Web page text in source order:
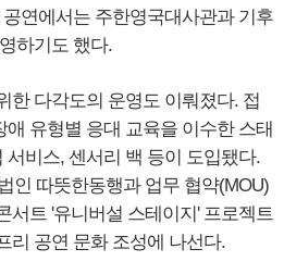
연에서는 주한영국대사관과 기후
하기도 했다.
한 다각도의 운영도 이뤄졌다. 접
유형별 응대 교육을 이수한 스태
서비스, 센서리 백 등이 도입됐다.
인 따뜻한동행과 업무 협약(MOU)
서트 '유니버설 스테이지' 프로젝트
리 공연 문화 조성에 나선다.